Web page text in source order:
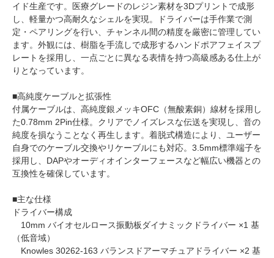
イド生産です。医療グレードのレジン素材を3Dプリントで成形
し、軽量かつ高耐久なシェルを実現。ドライバーは手作業で測
定・ペアリングを行い、チャンネル間の精度を厳密に管理してい
ます。外観には、樹脂を手流しで成形するハンドポアフェイスプ
レートを採用し、一点ごとに異なる表情を持つ高級感ある仕上が
りとなっています。
■高純度ケーブルと拡張性
付属ケーブルは、高純度銀メッキOFC（無酸素銅）線材を採用し
た0.78mm 2Pin仕様。クリアでノイズレスな伝送を実現し、音の
純度を損なうことなく再生します。着脱式構造により、ユーザー
自身でのケーブル交換やリケーブルにも対応。3.5mm標準端子を
採用し、DAPやオーディオインターフェースなど幅広い機器との
互換性を確保しています。
■主な仕様
ドライバー構成
10mm バイオセルロース振動板ダイナミックドライバー ×1 基
（低音域）
Knowles 30262-163 バランスドアーマチュアドライバー ×2 基